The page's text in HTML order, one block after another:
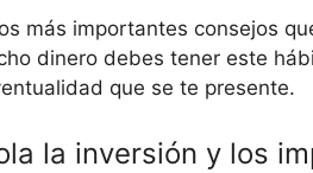
más importantes consejos
dinero debes tener este
que se te presente.
la inversión y los